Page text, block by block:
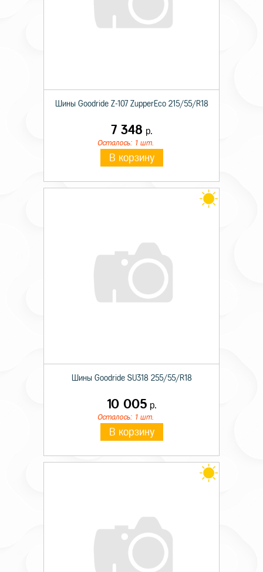
Шины Goodride Z-107 ZupperEco 215/55/R18
7 348 р.
Осталось: 1 шт.
В корзину
Шины Goodride SU318 255/55/R18
10 005р.
Осталось: 1 шт.
В корзину